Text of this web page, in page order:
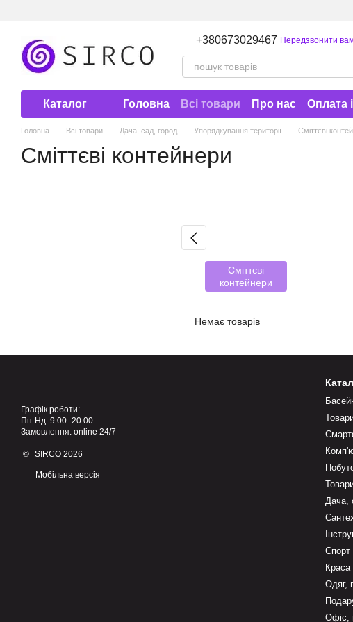
+380673029467 Передзвонити
Каталог Головна Всі товари Про нас Оплата
Договір публічної оферти
Головна Всі товари Дача, сад, город Упорядкування території Сміттєві
Сміттєві контейнери
Сміттєві
контейнери
Немає товарів
Графік роботи:
Пн-Нд: 9:00–20:00
Замовлення: online 24/7
© SIRCO 2026
Мобільна версія
Дача,
Спорт
Краса
Одяг,
Офіс,